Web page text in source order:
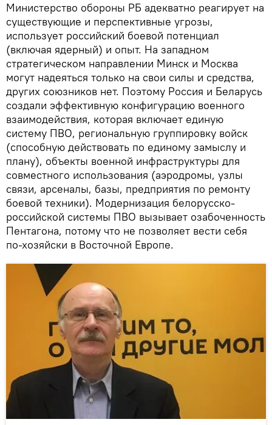
Министерство обороны РБ адекватно реагирует на
существующие и перспективные угрозы,
использует российский боевой потенциал
(включая ядерный) и опыт. На западном
стратегическом направлении Минск и Москва
могут надеяться только на свои силы и средства,
других союзников нет. Поэтому Россия и Беларусь
создали эффективную конфигурацию военного
взаимодействия, которая включает единую
систему ПВО, региональную группировку войск
(способную действовать по единому замыслу и
плану), объекты военной инфраструктуры для
совместного использования (аэродромы, узлы
связи, арсеналы, базы, предприятия по ремонту
боевой техники). Модернизация белорусско-
российской системы ПВО вызывает озабоченность
Пентагона, потому что не позволяет вести себя
по-хозяйски в Восточной Европе.